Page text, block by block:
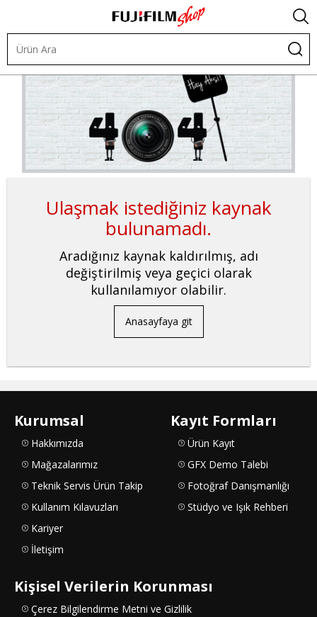
Ulaşmak istediğiniz kaynak
bulunamadı.
Aradığınız kaynak kaldırılmış, adı
değiştirilmiş veya geçici olarak
kullanılamıyor olabilir.
Anasayfaya git
Kurumsal
Hakkımızda
Mağazalarımız
Teknik Servis Ürün Takip
Kullanım Kılavuzları
Kariyer
İletişim
Kayıt Formları
Ürün Kayıt
GFX Demo Talebi
Fotoğraf Danışmanlığı
Stüdyo ve Işık Rehberi
Kişisel Verilerin Korunması
Çerez Bilgilendirme Metni ve Gizlilik